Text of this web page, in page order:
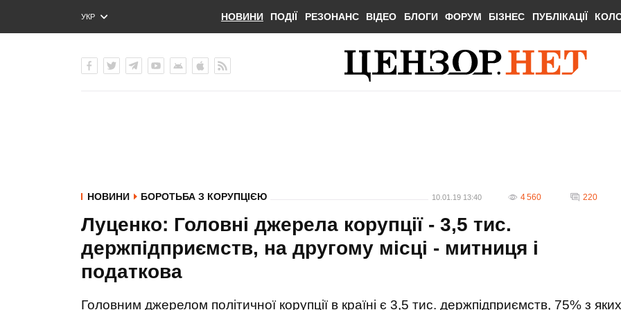
УКР
ENG
НОВИНИ ПОДІЇ РЕЗОНАНС ВІДЕО БЛОГИ ФОРУМ БІЗНЕС ПУБЛІКАЦІЇ
НОВИНИ БОРОТЬБА З КОРУПЦІЄЮ 10.01.19 13:40 4 560 220
Луценко: Головні джерела корупції - 3,5 тис.
держпідприємств, на другому місці - митниця і
податкова
Головним джерелом політичної корупції в країні є 3,5 тис. держпідприємств, 75% з яких